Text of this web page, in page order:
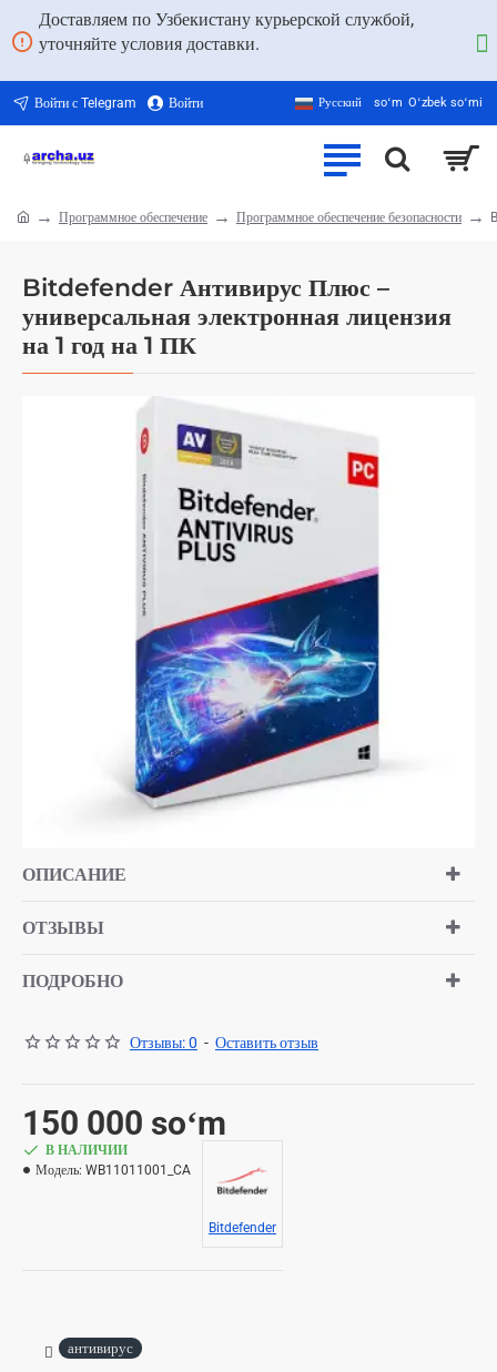
Доставляем по Узбекистану курьерской службой,
уточняйте условия доставки.
Войти с Telegram Войти Русский soʻm Oʻzbek soʻmi
Bitdefender Антивирус Плюс –
универсальная электронная лицензия
на 1 год на 1 ПК
Программное обеспечение Программное обеспечение безопасности
ОПИСАНИЕ
ОТЗЫВЫ
ПОДРОБНО
Отзывы: 0 - Оставить отзыв
150 000 soʻm
В НАЛИЧИИ
Модель: WB11011001_CA
Bitdefender
антивирус